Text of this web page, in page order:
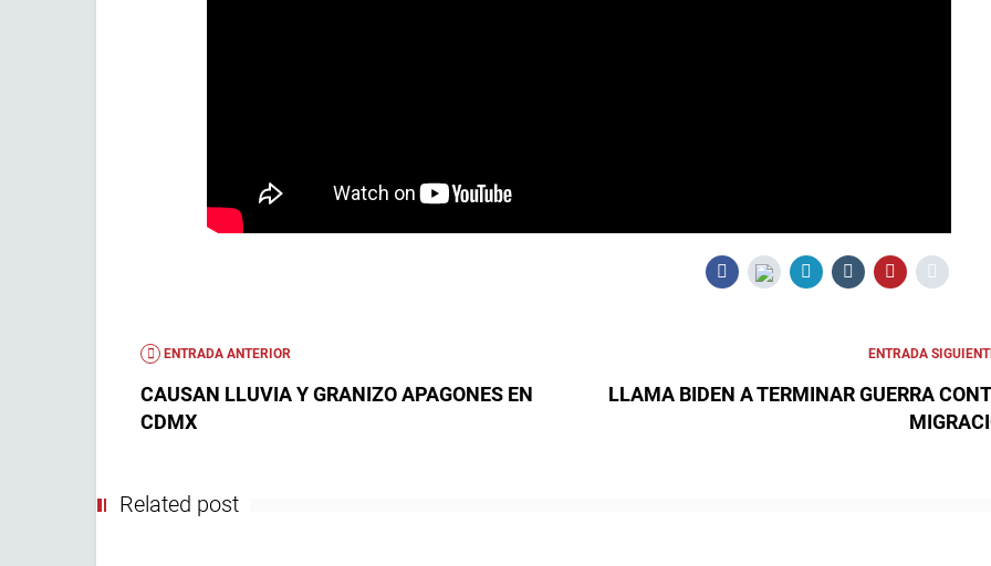
ENTRADA ANTERIOR
CAUSAN LLUVIA Y GRANIZO APAGONES EN
CDMX
ENTRADA
LLAMA BIDEN A TERMINAR GUERRA
Related post